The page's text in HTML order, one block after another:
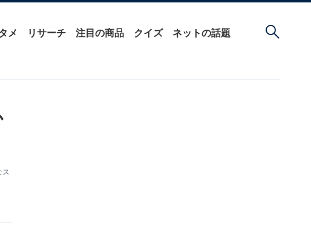
メ リサーチ 注目の商品 クイズ ネットの話題